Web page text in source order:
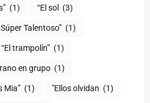
(1) “El sol (3)
(1)
“El trampolín” (1)
en grupo (1)
Mia” (1) "Ellos olvidan (1)